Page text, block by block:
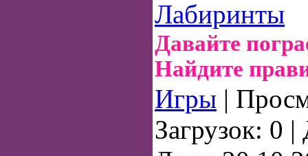
Лабиринты
Давайте
Найдите
Игры |
Загрузок: 0